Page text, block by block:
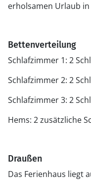
erholsamen Urlaub
Bettenverteilung
Schlafzimmer 1: 2
Schlafzimmer 2: 2
Schlafzimmer 3: 2
Hems: 2 zusätzliche
Draußen
Das Ferienhaus liegt